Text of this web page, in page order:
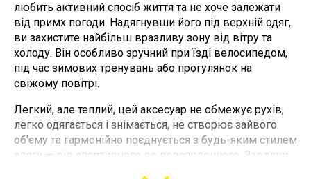
Флісовий горловик призначений для надійного захисту
шиї в холодну пору року. Він підходить як чоловікам,
так і жінкам, і стане незамінним аксесуаром в осінньо-
зимовий сезон для прогулянок, пробіжок, активного
відпочинку або повсякденного носіння.
Переваги:
Його можна носити не тільки як класичний горловик,
але й використовувати як маску, легку шапку або
любить активний спосіб життя та не хоче залежати
від примх погоди. Надягнувши його під верхній одяг,
ви захистите найбільш вразливу зону від вітру та
холоду. Він особливо зручний при їзді велосипедом,
під час зимових тренувань або прогулянок на
свіжому повітрі.
Легкий, але теплий, цей аксесуар не обмежує рухів,
легко одягається і знімається, не створює зайвого
об'єму та гармонійно поєднується з будь-яким стилем
одягу — від спортивного до повсякденного. Завдяки